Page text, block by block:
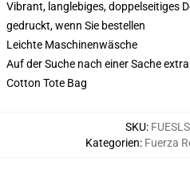
Vibrant, langlebiges, doppelseitiges
gedruckt, wenn Sie bestellen
Leichte Maschinenwäsche
Auf der Suche nach einer Sache
Cotton Tote Bag
SKU:
Kategorien: Fuerza